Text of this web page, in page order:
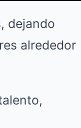
dejando
alrededor